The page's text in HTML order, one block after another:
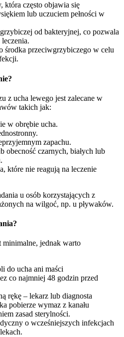
która często objawia się
lub uczuciem pełności w
od bakteryjnej, co pozwala
środka przeciwgrzybiczego w celu
z ucha lewego jest zalecane w
takich jak:
w obrębie ucha.
zapachu.
obecność czarnych, białych lub
które nie reagują na leczenie
u osób korzystających z
na wilgoć, np. u pływaków.
minimalne, jednak warto
do ucha ani maści
co najmniej 48 godzin przed
rękę – lekarz lub diagnosta
pobierze wymaz z kanału
zasad sterylności.
o wcześniejszych infekcjach